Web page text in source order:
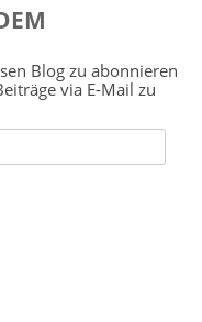
Blog zu abonnieren
via E-Mail zu